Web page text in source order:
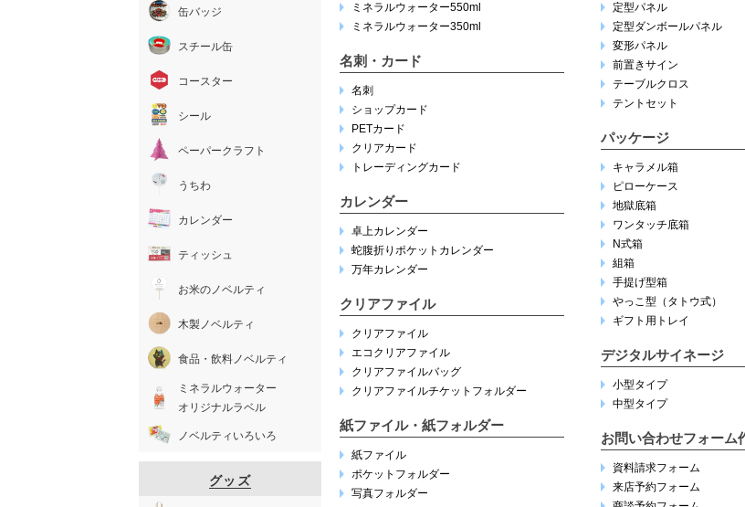
ミネラルウォーター550ml
ミネラルウォーター350ml
名刺・カード
名刺
ショップカード
PETカード
クリアカード
トレーディングカード
カレンダー
卓上カレンダー
蛇腹折りポケットカレンダー
万年カレンダー
クリアファイル
クリアファイル
エコクリアファイル
クリアファイルバッグ
クリアファイルチケットフォルダー
紙ファイル・紙フォルダー
紙ファイル
ポケットフォルダー
写真フォルダー
定型パネル
定型ダンボールパネル
変形パネル
前置きサイン
テーブルクロス
テントセット
パッケージ
キャラメル箱
ピローケース
地獄底箱
ワンタッチ底箱
N式箱
組箱
手提げ型箱
やっこ型（タトウ式）
ギフト用トレイ
デジタルサイネージ
小型タイプ
中型タイプ
お問い合わせフォーム
資料請求フォーム
来店予約フォーム
缶バッジ
スチール缶
コースター
シール
ペーパークラフト
うちわ
カレンダー
ティッシュ
お米のノベルティ
木製ノベルティ
食品・飲料ノベルティ
ミネラルウォーター
オリジナルラベル
ノベルティいろいろ
グッズ